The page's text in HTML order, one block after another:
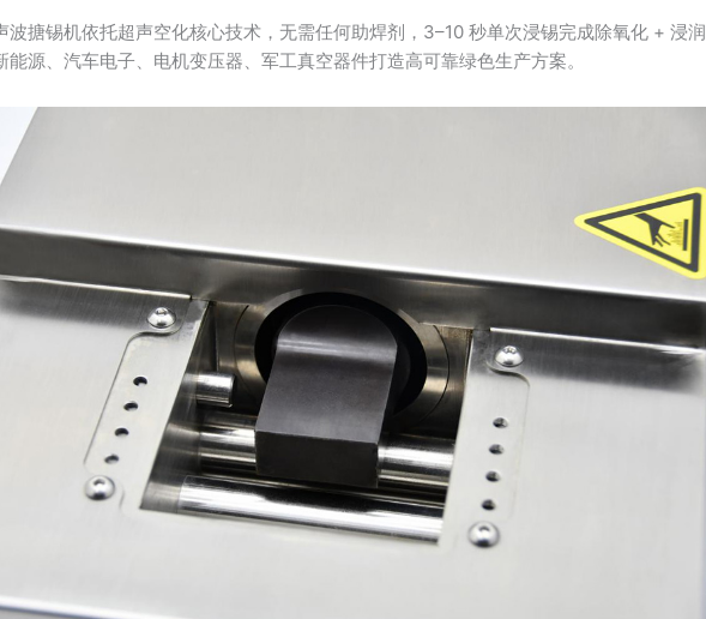
波搪锡机依托超声空化核心技术，无需任何助焊剂，3–10 秒单次浸锡完成除氧化 + 浸润
能源、汽车电子、电机变压器、军工真空器件打造高可靠绿色生产方案。